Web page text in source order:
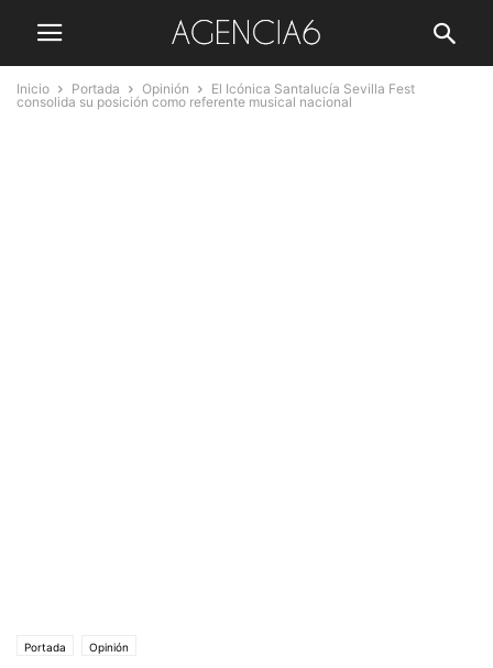
Inicio Portada Opinión
El Icónica Santalucía Sevilla Fest
consolida su posición como referente musical nacional
Portada Opinión